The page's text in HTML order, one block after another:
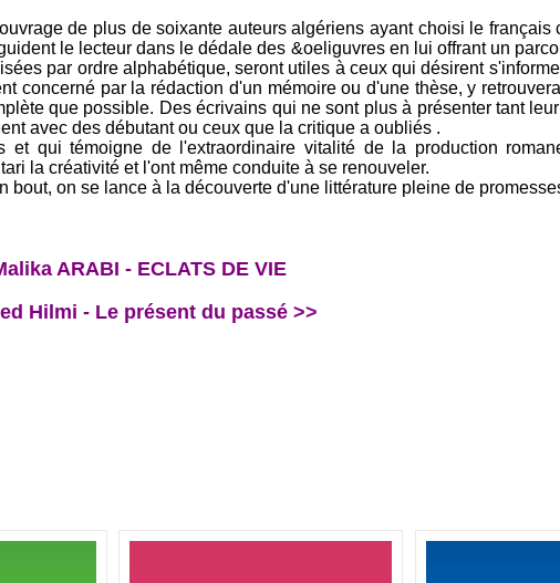
de plus de soixante auteurs algériens ayant choisi le français
le lecteur dans le dédale des &oeliguvres en lui offrant un
par ordre alphabétique, seront utiles à ceux qui désirent
concerné par la rédaction d'un mémoire ou d'une thèse, y
que possible. Des écrivains qui ne sont plus à présenter tant
avec des débutant ou ceux que la critique a oubliés .
qui témoigne de l'extraordinaire vitalité de la production
la créativité et l'ont même conduite à se renouveler.
on se lance à la découverte d'une littérature pleine de
ARABI - ECLATS DE VIE
Hilmi - Le présent du passé >>